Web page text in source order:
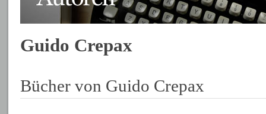
Guido Crepax
Bücher von Guido Crepax